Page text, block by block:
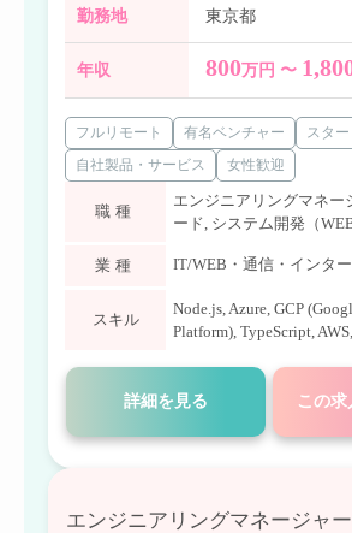
勤務地 東京都
年収 800万円 〜
フルリモート 有名ベンチャー
スタ
自社製品・サービス
女性歓迎
職種
エンジニアリングマネー
ード, システム開発（
業種 IT/WEB・通信・インタ
スキル
Node.js,Azure, GCP
Platform), TypeScript,AWS,
詳細を見る この
エンジニアリングマネージャ